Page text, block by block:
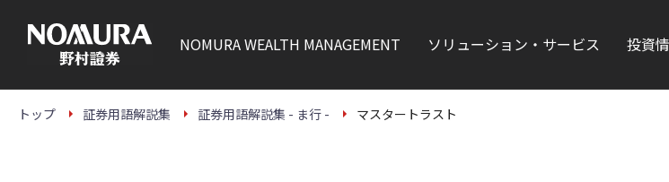
本
NOMURAWEALTH MANAGEMENT ソリューション・サービス 投資
トップ 証券用語解説集 証券用語解説集 - ま行 - マスタートラスト